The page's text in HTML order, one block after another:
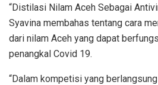
“Distilasi Nilam Aceh Sebagai
Syavina membahas tentang cara
dari nilam Aceh yang dapat
penangkal Covid 19.
“Dalam kompetisi yang